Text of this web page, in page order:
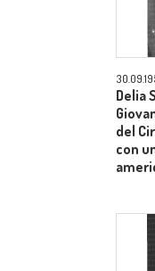
Delia
del
con